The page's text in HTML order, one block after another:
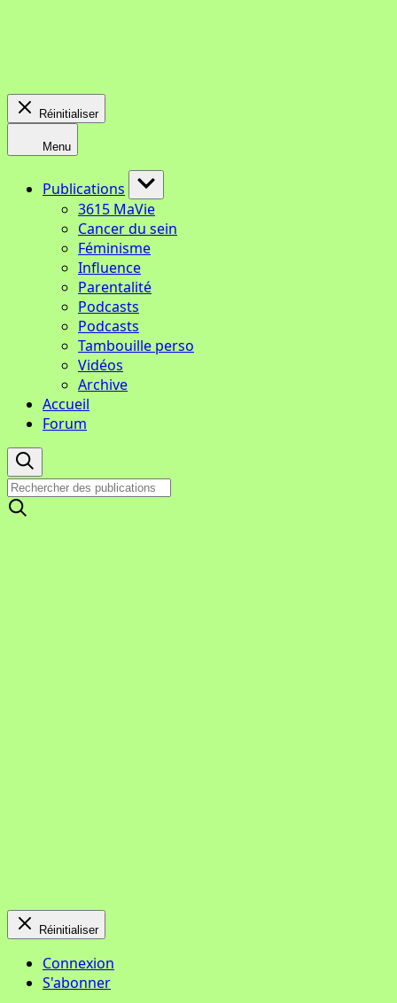
Réinitialiser
Menu
Publications
3615 MaVie
Cancer du sein
Féminisme
Influence
Parentalité
Podcasts
Podcasts
Tambouille perso
Vidéos
Archive
Accueil
Forum
Réinitialiser
Connexion
S'abonner